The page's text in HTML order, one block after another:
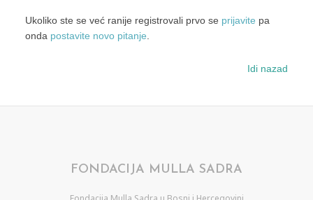
Ukoliko ste se već ranije registrovali prvo se prijavite pa
onda postavite novo pitanje.
Idi nazad
FONDACIJA MULLA SADRA